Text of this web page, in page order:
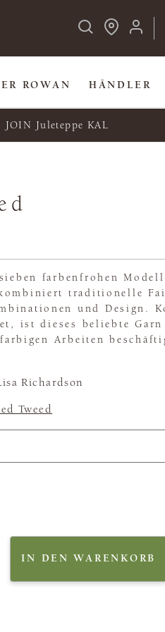
ROWAN HÄNDLER
JOIN Juleteppe KAL
farbenfrohen
traditionelle
und Design.
ist dieses beliebte
Arbeiten
Richardson
Tweed
IN DEN WARENKORB